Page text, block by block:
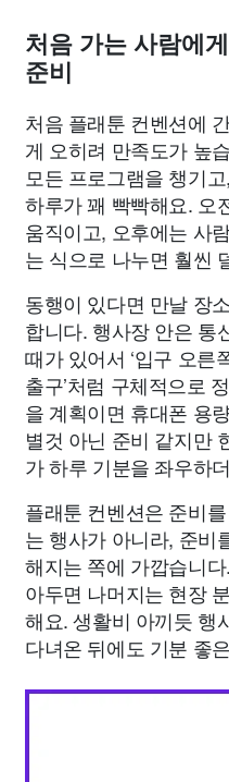
처음 가는 사람에
준비
처음 플래툰 컨벤션에
게 오히려 만족도가 높
모든 프로그램을 챙기
하루가 꽤 빡빡해요. 오
움직이고, 오후에는 사
는 식으로 나누면 훨씬
동행이 있다면 만날 장
합니다. 행사장 안은 통
때가 있어서 ‘입구 오른
출구’처럼 구체적으로
을 계획이면 휴대폰 용
별것 아닌 준비 같지만
가 하루 기분을 좌우하
플래툰 컨벤션은 준비
는 행사가 아니라, 준비
해지는 쪽에 가깝습니
아두면 나머지는 현장
해요. 생활비 아끼듯 행
다녀온 뒤에도 기분 좋